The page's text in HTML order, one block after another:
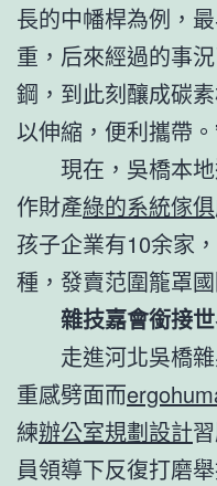
長的中幡桿為例，
重，后來經過的事
鋼，到此刻釀成碳
以伸縮，便利攜帶。
現在，吳橋本
作財產綠的系統傢俱
孩子企業有10余家
種，發賣范圍籠罩
雜技嘉會銜接
走進河北吳橋
重感劈面而
練辦公室規劃設計
員領導下反復打磨